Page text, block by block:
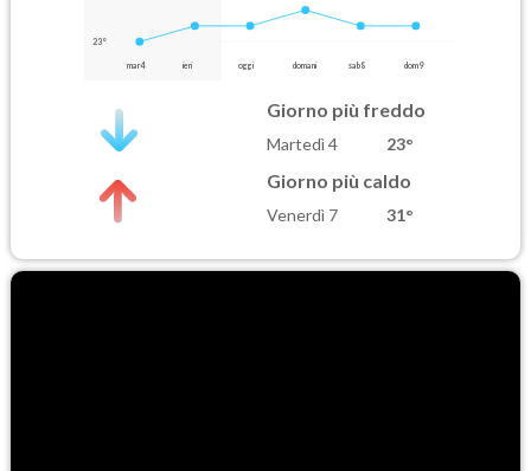
23°
mar 4 ieri oggi domani sab 8 dom 9
Giorno più freddo
Martedì 4 23°
Giorno più caldo
Venerdì 7 31°